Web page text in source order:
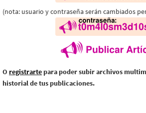
(nota: usuario y contraseña serán cambiados
O registrarte para poder subir archivos
historial de tus publicaciones.